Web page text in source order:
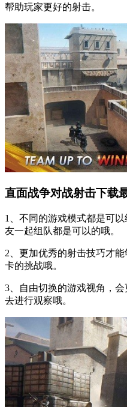
帮助玩家更好的射击。
直面战争对战射击下载
1、不同的游戏模式都是可
友一起组队都是可以的哦。
2、更加优秀的射击技巧才
卡的挑战哦。
3、自由切换的游戏视角，
去进行观察哦。